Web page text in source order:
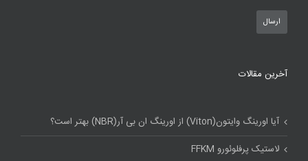
آخرین مقالات
آیا اورینگ وایتون(Viton) از اورینگ ان بی آر(NBR) بهتر است؟
لاستیک پرفلوئورو FFKM